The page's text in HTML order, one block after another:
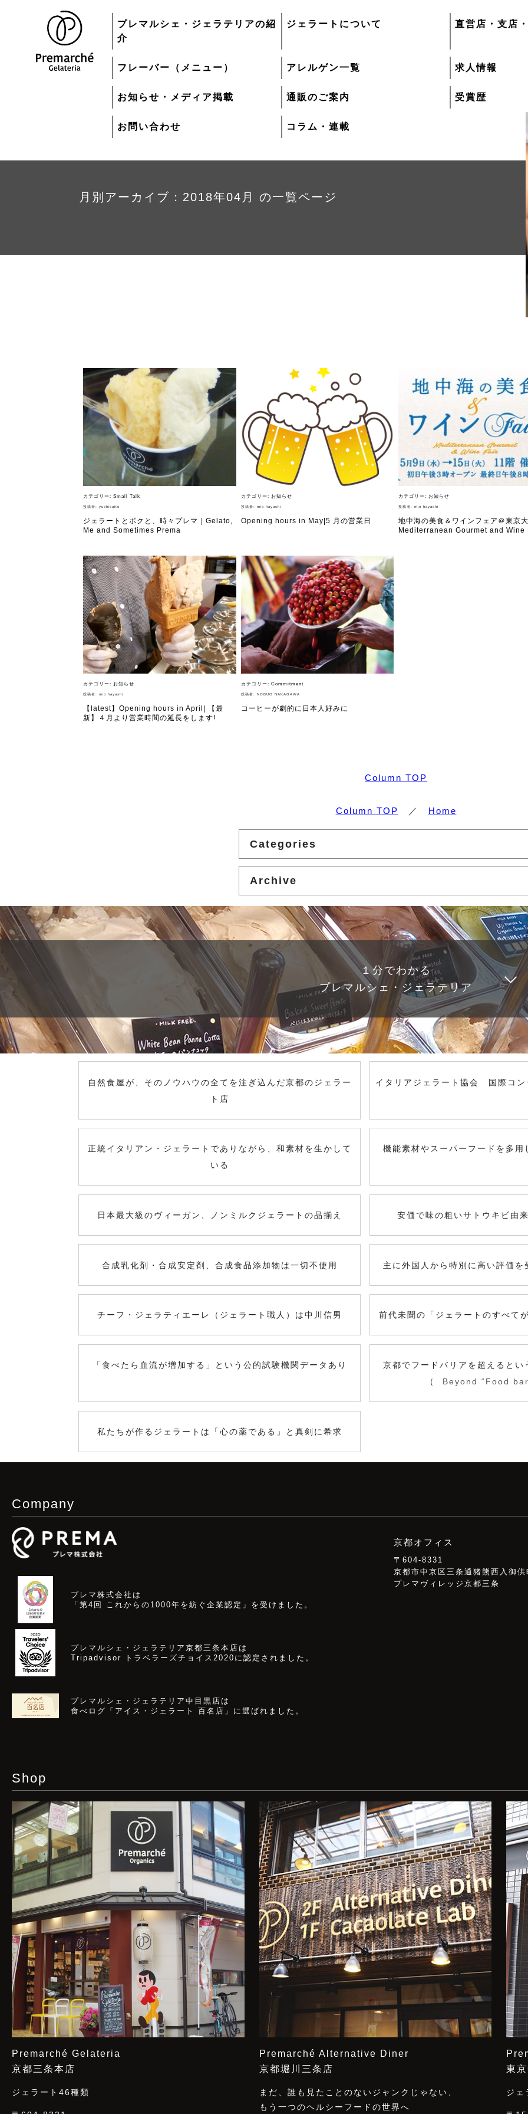
プレマルシェ・ジェラテリアの紹
介
ジェラートについて 直営店・支店
フレーバー（メニュー） アレルゲン一覧 求人情報
お知らせ・メディア掲載 通販のご案内 受賞歴
お問い合わせ コラム・連載
プレマルシェ・
介
受賞歴 お問い合わせ
コラム・連載
なぜジェラート作りを始めたの
か？
プレマルシェジ
て
ヴィーガン・ジェラート・マエストロ® 中川
やジェラテリアスタッフによる話々
月別アーカイブ：2018年04月 の一覧ページ
カテゴリー: Small Talk
投稿者: yushisaito
ジェラートとボクと、時々プレマ｜Gelato,
Me and Sometimes Prema
カテゴリー: お知らせ
投稿者: mio hayashi
Opening hours in May|5 月の営業日
カテゴリー: お知らせ
投稿者: mio hayashi
地中海の美食＆ワインフェア＠東京
Mediterranean Gourmet and Wine
カテゴリー: お知らせ
投稿者: mio hayashi
【latest】Opening hours in April| 【最
新】４月より営業時間の延長をします!
カテゴリー: Commitment
投稿者: NOBUO NAKAGAWA
コーヒーが劇的に日本人好みに
Column TOP
Column TOP ／ Home
Categories
Archive
１分でわかる
プレマルシェ・ジェラテリア
自然食屋が、そのノウハウの全てを注ぎ込んだ京都のジェラー
ト店
イタリアジェラート協会 国際コ
正統イタリアン・ジェラートでありながら、和素材を生かして
いる
機能素材やスーパーフードを多
日本最大級のヴィーガン、ノンミルクジェラートの品揃え 安価で味の粗いサトウキビ由
合成乳化剤・合成安定剤、合成食品添加物は一切不使用 主に外国人から特別に高い評価
チーフ・ジェラティエーレ（ジェラート職人）は中川信男 前代未聞の「ジェラートのすべて
「食べたら血流が増加する」という公的試験機関データあり
京都でフードバリアを超えると
（
Beyond “Food
私たちが作るジェラートは「心の薬である」と真剣に希求
Company
プレマ株式会社は
「第4回 これからの1000年を紡ぐ企業認定」 を受けました。
プレマルシェ・ジェラテリア京都三条本店は
Tripadvisor トラベラーズチョイス2020 に認定されました。
プレマルシェ・ジェラテリア中目黒店は
食べログ「アイス・ジェラート 百名店」に選ばれました。
京都オフィス
〒604-8331
京都市中京区三条通猪熊西入御
プレマヴィレッジ京都三条
Shop
Premarché Gelateria
京都三条本店
ジェラート46種類
Premarché Alternative Diner
京都堀川三条店
まだ、誰も見たことのないジャンクじゃない、
もう一つのヘルシーフードの世界へ
東
ジェ